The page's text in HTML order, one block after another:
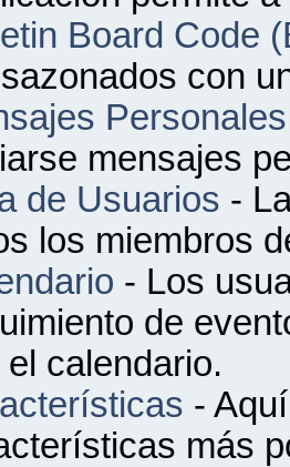
Board Code
con
Personales
mensajes
de Usuarios -
los miembros
- Los
de
calendario.
-
más